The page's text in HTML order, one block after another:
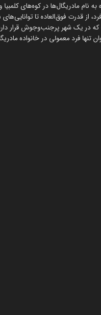
به نام مادریگال‌ها در کوه‌های
از قدرت فوق‌العاده تا
در یک شهر پرجنب‌و‌جوش قرار
تنها فرد معمولی در خانواده